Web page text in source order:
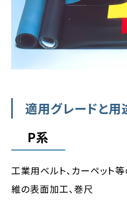
適用グレードと用
P系
工業用ベルト、カーペット
維の表面加工、巻尺